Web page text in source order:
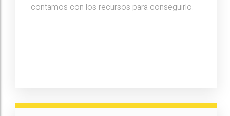
contamos con los recursos para conseguirlo.